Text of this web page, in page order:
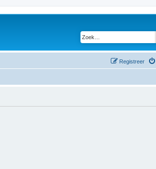
Registreer